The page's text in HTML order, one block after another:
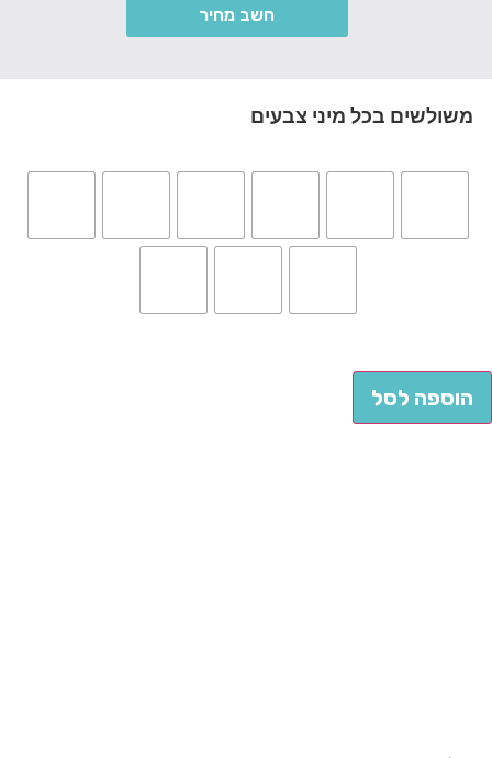
חשב מחיר
בכל מיני צבעים
לסל